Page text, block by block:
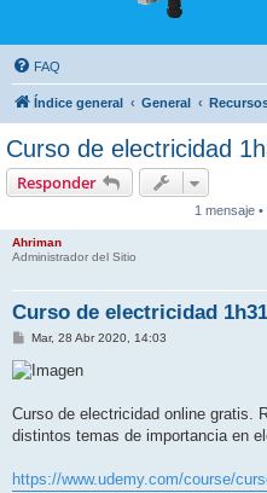
FAQ
Índice general General
Curso de electricidad
Responder
1 mensaje •
Ahriman
Administrador del Sitio
Curso de electricidad
M
n
s
e
Mar, 28 Abr 2020, 14:03
Curso de electricidad online gratis.
distintos temas de importancia en
https://www.udemy.com/course/